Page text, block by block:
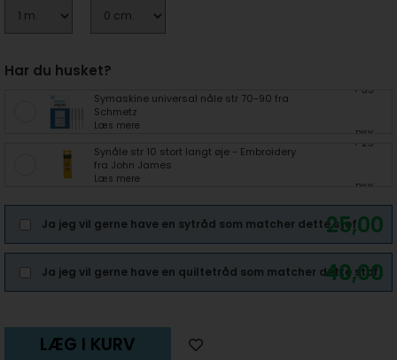
Har du husket?
Symaskine universal nåle str 70-90 fra
Schmetz
Læs mere
+ 35
DKK
Synåle str 10 stort langt øje - Embroidery
fra John James
Læs mere
+ 25
DKK
25,00
Ja jeg vil gerne have en sytråd som matcher dette stof.
40,00
Ja jeg vil gerne have en quiltetråd som matcher dette stof.
LÆG I KURV